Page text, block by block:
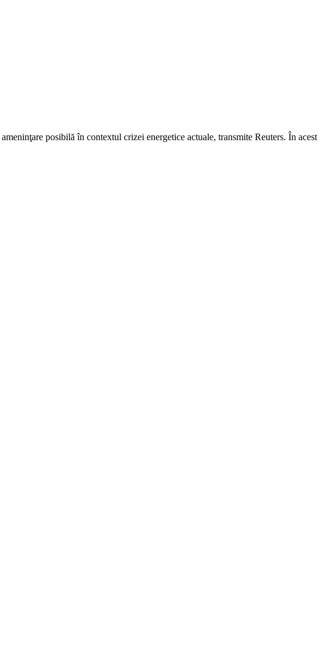
posibilă în contextul crizei energetice actuale, transmite Reuters. În acest